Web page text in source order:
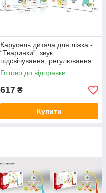
Карусель дитяча для ліжка -
“Тваринки”, звук,
підсвічування, регулювання
звуку, 5 брязкалець HL 2020-
43
Готово до відправки
617 ₴
Купити